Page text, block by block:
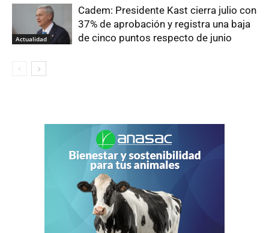
Actualidad
Cadem: Presidente Kast cierra julio con
37% de aprobación y registra una baja
de cinco puntos respecto de junio